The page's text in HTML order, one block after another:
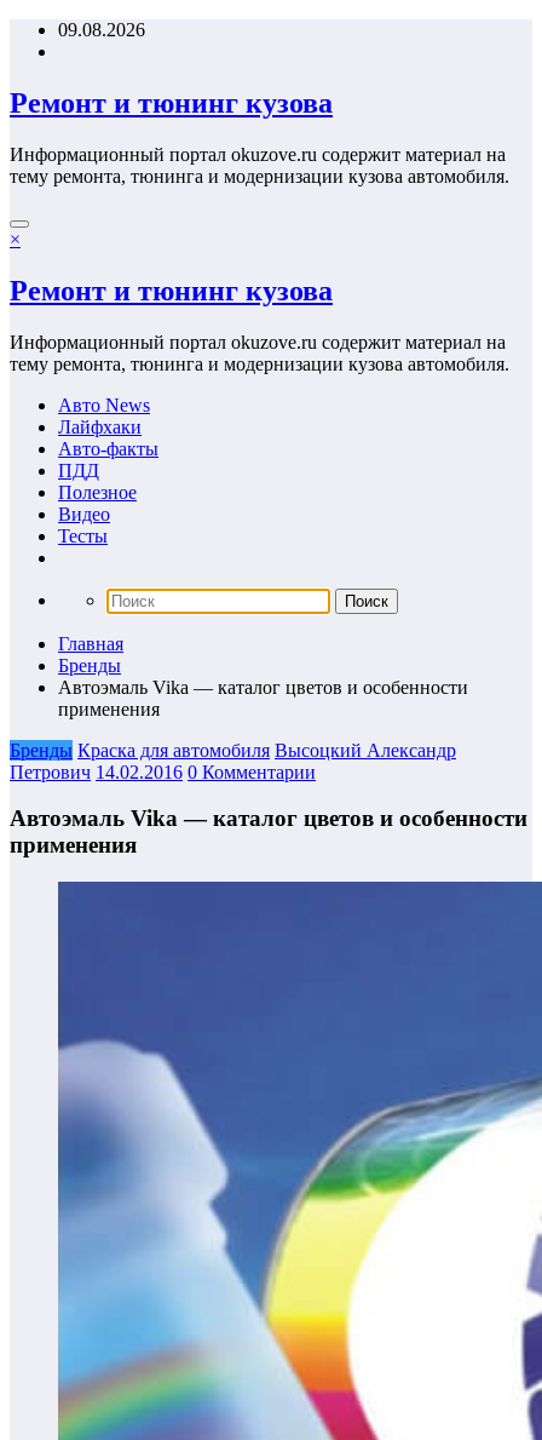
Перейти09.08.2026
Ремонт и тюнинг кузова
Информационный портал okuzove.ru содержит материал на
тему ремонта, тюнинга и модернизации кузова автомобиля.
×
Ремонт и тюнинг кузова
Информационный портал okuzove.ru содержит материал на
тему ремонта, тюнинга и модернизации кузова автомобиля.
Авто News
Лайфхаки
Авто-факты
ПДД
Полезное
Видео
Тесты
Главная
Бренды
Автоэмаль Vika — каталог цветов и особенности
применения
Бренды Краска для автомобиля Высоцкий Александр
Петрович 14.02.2016 0 Комментарии
Автоэмаль Vika — каталог цветов и особенности
применения